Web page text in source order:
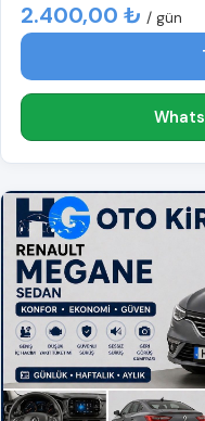
2.400,00 ₺ / gün